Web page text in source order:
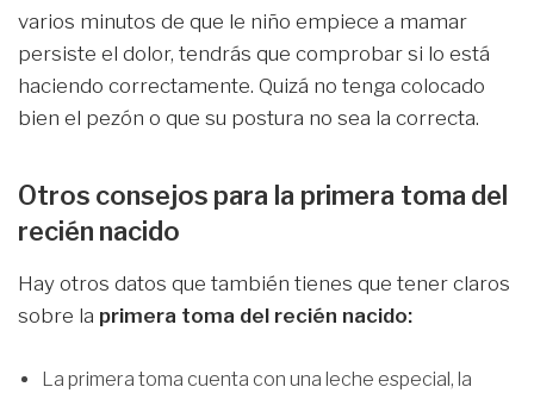
varios minutos de que le niño empiece a mamar
persiste el dolor, tendrás que comprobar si lo está
haciendo correctamente. Quizá no tenga colocado
bien el pezón o que su postura no sea la correcta.
Otros consejos para la primera toma del
recién nacido
Hay otros datos que también tienes que tener claros
sobre la primera toma del recién nacido:
La primera toma cuenta con una leche especial, la